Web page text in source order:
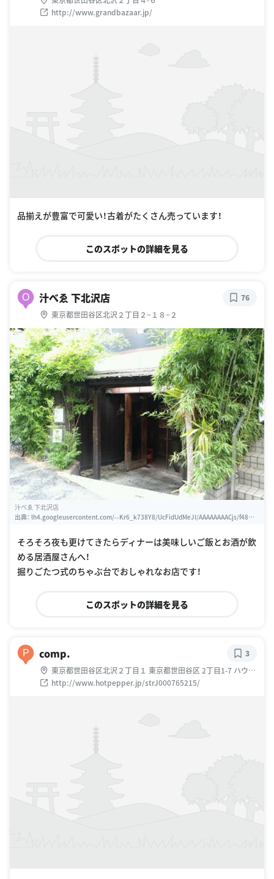
http://www.grandbazaar.jp/
品揃えが豊富で可愛い！古着がたくさん売っています！
このスポットの詳細を見る
O 汁べゑ 下北沢店
東京都世田谷区北沢２丁目２−１８−２
76
汁べゑ 下北沢店
出典： lh4.googleusercontent.com/--Kr6_k738Y8/UcFidUdMeJI/AAAAAAAACjs/f48Wc
そろそろ夜も更けてきたらディナーは美味しいご飯とお酒が飲
める居酒屋さんへ！
掘りごたつ式のちゃぶ台でおしゃれなお店です！
このスポットの詳細を見る
P comp.
東京都世田谷区北沢２丁目１ 東京都世田谷区 2丁目1-7 ハウジ
ング北沢ビル6F
http://www.hotpepper.jp/strJ000765215/
3